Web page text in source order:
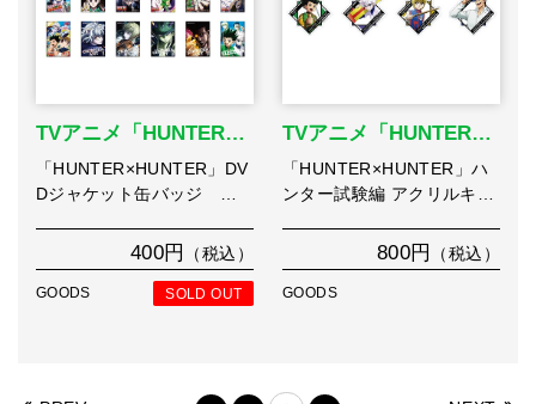
TVアニメ「HUNTER…
「HUNTER×HUNTER」DV
Dジャケット缶バッジ …
400円 （税込）
GOODS SOLD OUT
TVアニメ「HUNTER…
「HUNTER×HUNTER」ハ
ンター試験編 アクリルキ…
800円 （税込）
GOODS